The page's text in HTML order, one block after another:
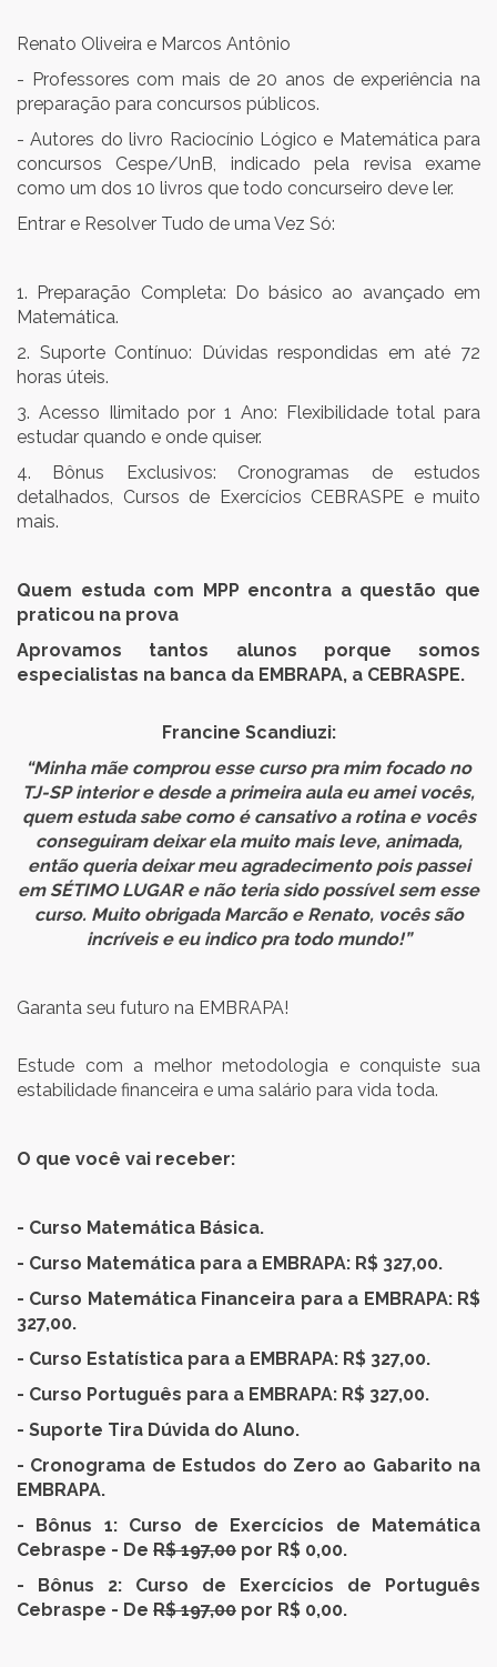
Renato Oliveira e Marcos Antônio
- Professores com mais de 20 anos de experiência na
preparação para concursos públicos.
- Autores do livro Raciocínio Lógico e Matemática para
concursos Cespe/UnB, indicado pela revisa exame
como um dos 10 livros que todo concurseiro deve ler.
Entrar e Resolver Tudo de uma Vez Só:
1. Preparação Completa: Do básico ao avançado em
Matemática.
2. Suporte Contínuo: Dúvidas respondidas em até 72
horas úteis.
3. Acesso Ilimitado por 1 Ano: Flexibilidade total para
estudar quando e onde quiser.
4. Bônus Exclusivos: Cronogramas de estudos
detalhados, Cursos de Exercícios CEBRASPE e muito
mais.
Quem estuda com MPP encontra a questão que
praticou na prova
Aprovamos tantos alunos porque somos
especialistas na banca da EMBRAPA, a CEBRASPE.
Francine Scandiuzi:
“Minha mãe comprou esse curso pra mim focado no
TJ-SP interior e desde a primeira aula eu amei vocês,
quem estuda sabe como é cansativo a rotina e vocês
conseguiram deixar ela muito mais leve, animada,
então queria deixar meu agradecimento pois passei
em SÉTIMO LUGAR e não teria sido possível sem esse
curso. Muito obrigada Marcão e Renato, vocês são
incríveis e eu indico pra todo mundo!”
Garanta seu futuro na EMBRAPA!
Estude com a melhor metodologia e conquiste sua
estabilidade financeira e uma salário para vida toda.
O que você vai receber:
- Curso Matemática Básica.
- Curso Matemática para a EMBRAPA: R$ 327,00.
- Curso Matemática Financeira para a EMBRAPA: R$
327,00.
- Curso Estatística para a EMBRAPA: R$ 327,00.
- Curso Português para a EMBRAPA: R$ 327,00.
- Suporte Tira Dúvida do Aluno.
- Cronograma de Estudos do Zero ao Gabarito na
EMBRAPA.
- Bônus 1: Curso de Exercícios de Matemática
Cebraspe - De R$ 197,00 por R$ 0,00.
- Bônus 2: Curso de Exercícios de Português
Cebraspe - De R$ 197,00 por R$ 0,00.